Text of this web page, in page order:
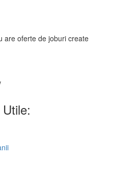
are oferte de joburi create